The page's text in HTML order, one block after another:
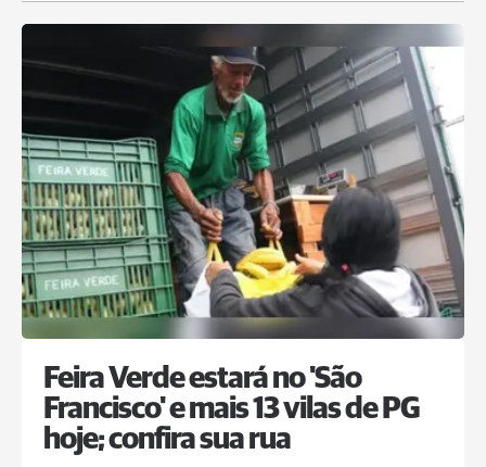
Feira Verde estará no 'São
Francisco' e mais 13 vilas de PG
hoje; confira sua rua